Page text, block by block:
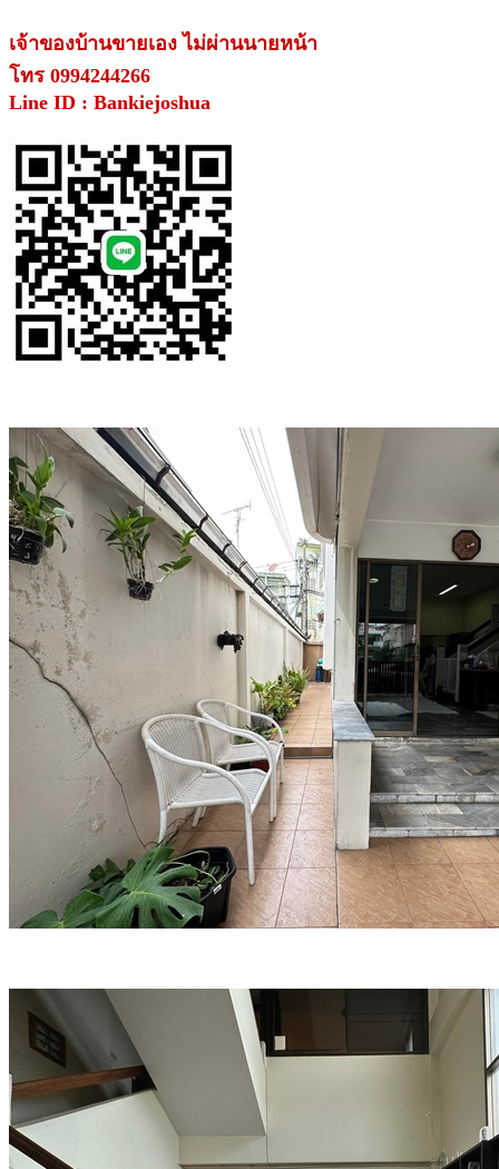
เจ้าของบ้านขายเอง ไม่ผ่านนายหน้า
โทร 0994244266
Line ID : Bankiejoshua